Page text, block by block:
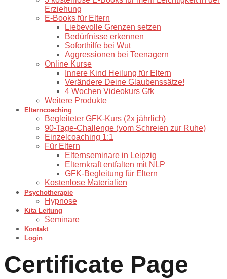
Erziehung
E-Books für Eltern
Liebevolle Grenzen setzen
Bedürfnisse erkennen
Soforthilfe bei Wut
Aggressionen bei Teenagern
Online Kurse
Innere Kind Heilung für Eltern
Verändere Deine Glaubenssätze!
4 Wochen Videokurs Gfk
Weitere Produkte
Elterncoaching
⁠Begleiteter GFK-Kurs (2x jährlich)
90-Tage-Challenge (vom Schreien zur Ruhe)
⁠Einzelcoaching 1:1
Für Eltern
Elternseminare in Leipzig
Elternkraft entfalten mit NLP
GFK-Begleitung für Eltern
Kostenlose Materialien
Psychotherapie
Hypnose
Kita Leitung
Seminare
Kontakt
Login
Certificate Page